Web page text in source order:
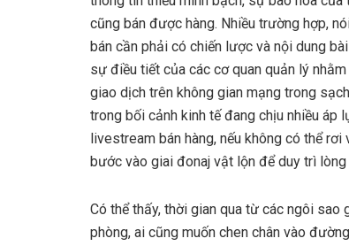
cũng bán được hàng. Nhiều trường hợp,
bán cần phải có chiến lược và nội dung
sự điều tiết của các cơ quan quản lý
giao dịch trên không gian mạng trong
trong bối cảnh kinh tế đang chịu nhiều
livestream bán hàng, nếu không có thể
bước vào giai đonaj vật lộn để duy trì
Có thể thấy, thời gian qua từ các ngôi sao
phòng, ai cũng muốn chen chân vào